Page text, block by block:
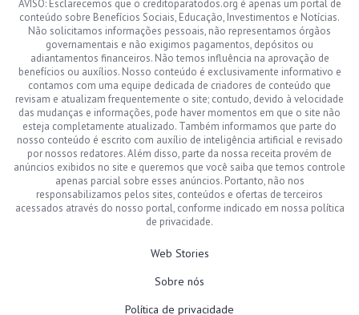
AVISO: Esclarecemos que o creditoparatodos.org é apenas um portal de
conteúdo sobre Benefícios Sociais, Educação, Investimentos e Notícias.
Não solicitamos informações pessoais, não representamos órgãos
governamentais e não exigimos pagamentos, depósitos ou
adiantamentos financeiros. Não temos influência na aprovação de
benefícios ou auxílios. Nosso conteúdo é exclusivamente informativo e
contamos com uma equipe dedicada de criadores de conteúdo que
revisam e atualizam frequentemente o site; contudo, devido à velocidade
das mudanças e informações, pode haver momentos em que o site não
esteja completamente atualizado. Também informamos que parte do
nosso conteúdo é escrito com auxílio de inteligência artificial e revisado
por nossos redatores. Além disso, parte da nossa receita provém de
anúncios exibidos no site e queremos que você saiba que temos controle
apenas parcial sobre esses anúncios. Portanto, não nos
responsabilizamos pelos sites, conteúdos e ofertas de terceiros
acessados através do nosso portal, conforme indicado em nossa política
de privacidade.
Web Stories
Sobre nós
Política de privacidade